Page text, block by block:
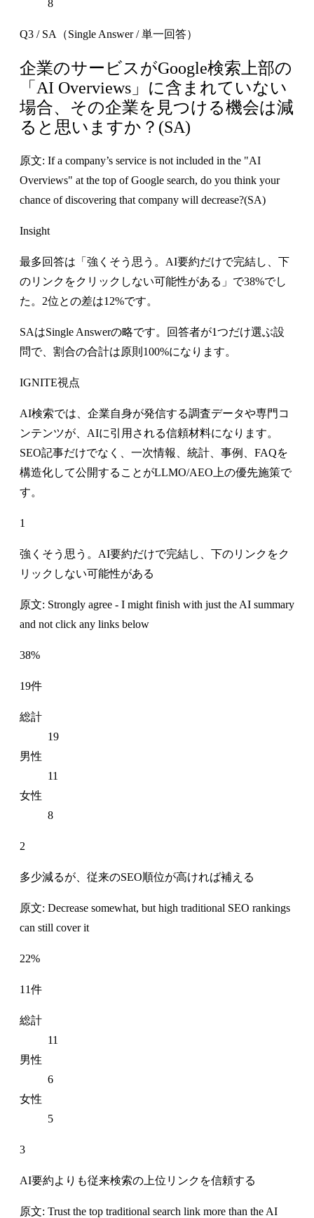
8
Q3 / SA（Single Answer / 単一回答）
企業のサービスがGoogle検索上部の
「AI Overviews」に含まれていない
場合、その企業を見つける機会は減
ると思いますか？(SA)
原文: If a company’s service is not included in the "AI
Overviews" at the top of Google search, do you think your
chance of discovering that company will decrease?(SA)
Insight
最多回答は「強くそう思う。AI要約だけで完結し、下
のリンクをクリックしない可能性がある」で38%でし
た。2位との差は12%です。
SAはSingle Answerの略です。回答者が1つだけ選ぶ設
問で、割合の合計は原則100%になります。
IGNITE視点
AI検索では、企業自身が発信する調査データや専門コ
ンテンツが、AIに引用される信頼材料になります。
SEO記事だけでなく、一次情報、統計、事例、FAQを
構造化して公開することがLLMO/AEO上の優先施策で
す。
1
強くそう思う。AI要約だけで完結し、下のリンクをク
リックしない可能性がある
原文: Strongly agree - I might finish with just the AI summary
and not click any links below
38%
19件
総計
19
男性
11
女性
8
2
多少減るが、従来のSEO順位が高ければ補える
原文: Decrease somewhat, but high traditional SEO rankings
can still cover it
22%
11件
総計
11
男性
6
女性
5
3
AI要約よりも従来検索の上位リンクを信頼する
原文: Trust the top traditional search link more than the AI